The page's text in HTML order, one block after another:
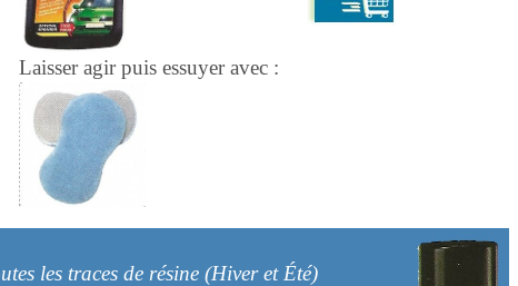
Laisser agir puis essuyer avec :
les traces de résine (Hiver et Été)